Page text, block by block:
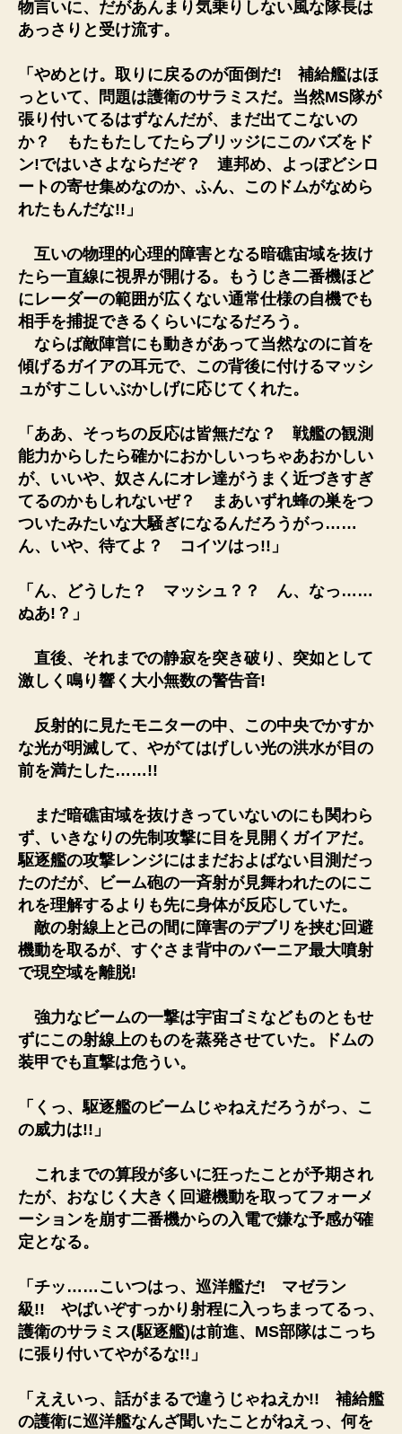
物言いに、だがあんまり気乗りしない風な隊長は
あっさりと受け流す。
「やめとけ。取りに戻るのが面倒だ! 補給艦はほ
っといて、問題は護衛のサラミスだ。当然MS隊が
張り付いてるはずなんだが、まだ出てこないの
か？ もたもたしてたらブリッジにこのバズをド
ン!ではいさよならだぞ？ 連邦め、よっぽどシロ
ートの寄せ集めなのか、ふん、このドムがなめら
れたもんだな!!」
互いの物理的心理的障害となる暗礁宙域を抜け
たら一直線に視界が開ける。もうじき二番機ほど
にレーダーの範囲が広くない通常仕様の自機でも
相手を捕捉できるくらいになるだろう。
ならば敵陣営にも動きがあって当然なのに首を
傾げるガイアの耳元で、この背後に付けるマッシ
ュがすこしいぶかしげに応じてくれた。
「ああ、そっちの反応は皆無だな？ 戦艦の観測
能力からしたら確かにおかしいっちゃあおかしい
が、いいや、奴さんにオレ達がうまく近づきすぎ
てるのかもしれないぜ？ まあいずれ蜂の巣をつ
ついたみたいな大騒ぎになるんだろうがっ……
ん、いや、待てよ？ コイツはっ!!」
「ん、どうした？ マッシュ？？ ん、なっ……
ぬあ!？」
直後、それまでの静寂を突き破り、突如として
激しく鳴り響く大小無数の警告音!
反射的に見たモニターの中、この中央でかすか
な光が明滅して、やがてはげしい光の洪水が目の
前を満たした……!!
まだ暗礁宙域を抜けきっていないのにも関わら
ず、いきなりの先制攻撃に目を見開くガイアだ。
駆逐艦の攻撃レンジにはまだおよばない目測だっ
たのだが、ビーム砲の一斉射が見舞われたのにこ
れを理解するよりも先に身体が反応していた。
敵の射線上と己の間に障害のデブリを挟む回避
機動を取るが、すぐさま背中のバーニア最大噴射
で現空域を離脱!
強力なビームの一撃は宇宙ゴミなどものともせ
ずにこの射線上のものを蒸発させていた。ドムの
装甲でも直撃は危うい。
「くっ、駆逐艦のビームじゃねえだろうがっ、こ
の威力は!!」
これまでの算段が多いに狂ったことが予期され
たが、おなじく大きく回避機動を取ってフォーメ
ーションを崩す二番機からの入電で嫌な予感が確
定となる。
「チッ……こいつはっ、巡洋艦だ! マゼラン
級!! やばいぞすっかり射程に入っちまってるっ、
護衛のサラミス(駆逐艦)は前進、MS部隊はこっち
に張り付いてやがるな!!」
「ええいっ、話がまるで違うじゃねえか!! 補給艦
の護衛に巡洋艦なんざ聞いたことがねえっ、何を